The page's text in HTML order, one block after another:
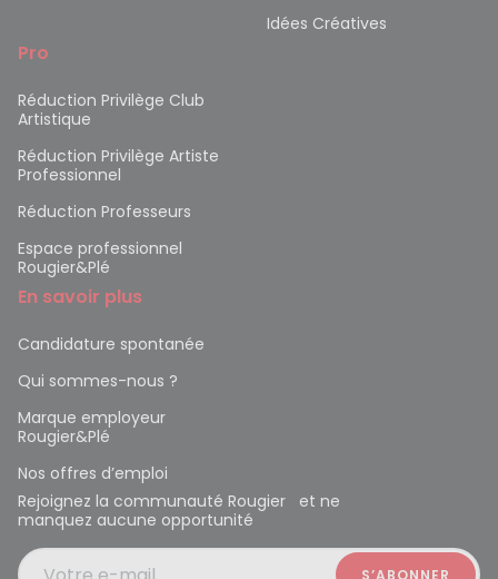
Idées Créatives
Pro
Réduction Privilège Club
Artistique
Réduction Privilège Artiste
Professionnel
Réduction Professeurs
Espace professionnel
Rougier&Plé
En savoir plus
Candidature spontanée
Qui sommes-nous ?
Marque employeur
Rougier&Plé
Nos offres d’emploi
Rejoignez la communauté Rougier et ne
manquez aucune opportunité